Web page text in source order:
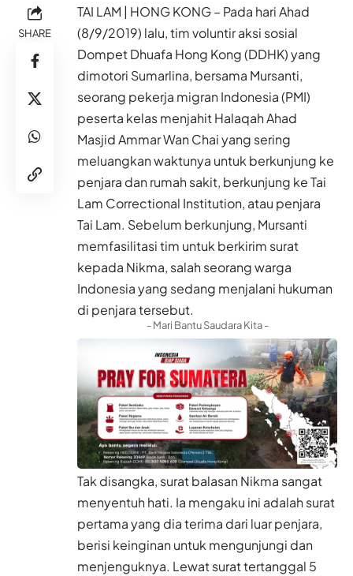
SHARE
TAI LAM | HONG KONG – Pada hari Ahad
(8/9/2019) lalu, tim voluntir aksi sosial
Dompet Dhuafa Hong Kong (DDHK) yang
dimotori Sumarlina, bersama Mursanti,
seorang pekerja migran Indonesia (PMI)
peserta kelas menjahit Halaqah Ahad
Masjid Ammar Wan Chai yang sering
meluangkan waktunya untuk berkunjung ke
penjara dan rumah sakit, berkunjung ke Tai
Lam Correctional Institution, atau penjara
Tai Lam. Sebelum berkunjung, Mursanti
memfasilitasi tim untuk berkirim surat
kepada Nikma, salah seorang warga
Indonesia yang sedang menjalani hukuman
di penjara tersebut.
- Mari Bantu Saudara Kita -
Tak disangka, surat balasan Nikma sangat
menyentuh hati. Ia mengaku ini adalah surat
pertama yang dia terima dari luar penjara,
berisi keinginan untuk mengunjungi dan
menjenguknya. Lewat surat tertanggal 5